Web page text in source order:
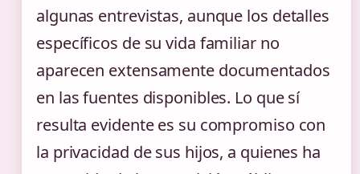
algunas entrevistas, aunque los detalles
específicos de su vida familiar no
aparecen extensamente documentados
en las fuentes disponibles. Lo que sí
resulta evidente es su compromiso con
la privacidad de sus hijos, a quienes ha